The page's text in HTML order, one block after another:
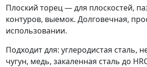
Плоский торец — для плоскостей,
контуров, выемок. Долговечная,
использовании.
Подходит для: углеродистая сталь,
чугун, медь, закаленная сталь до